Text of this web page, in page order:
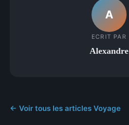
A
ECRIT PAR
Alexandre
← Voir tous les articles Voyage